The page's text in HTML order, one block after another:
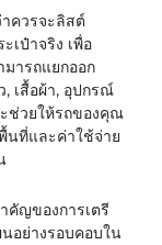
ควรจะลิสต์
เป๋าจริง เพื่อ
ารถแยกออก
เสื้อผ้า, อุปกรณ์
ช่วยให้รถของคุณ
นที่และค่าใช้จ่าย
คัญของการเตรี
อย่างรอบคอบใน